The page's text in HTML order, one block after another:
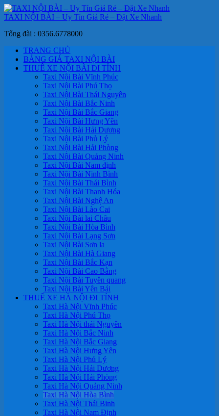
TAXI NỘI BÀI – Uy Tín Giá Rẻ – Đặt Xe Nhanh
Tổng đài : 0356.6778000
TRANG CHỦ
BẢNG GIÁ TAXI NỘI BÀI
THUÊ XE NỘI BÀI ĐI TỈNH
Taxi Nội Bài Vĩnh Phúc
Taxi Nội Bài Phú Thọ
Taxi Nội Bài Thái Nguyên
Taxi Nội Bài Bắc Ninh
Taxi Nội Bài Bắc Giang
Taxi Nội Bài Hưng Yên
Taxi Nội Bài Hải Dương
Taxi Nội Bài Phủ Lý
Taxi Nội Bài Hải Phòng
Taxi Nội Bài Quảng Ninh
Taxi Nội Bài Nam định
Taxi Nội Bài Ninh Bình
Taxi Nội Bài Thái Bình
Taxi Nội Bài Thanh Hóa
Taxi Nội Bài Nghệ An
Taxi Nội Bài Lào Cai
Taxi Nội Bài lai Châu
Taxi Nội Bài Hòa Bình
Taxi Nội Bài Lạng Sơn
Taxi Nội Bài Sơn la
Taxi Nội Bài Hà Giang
Taxi Nội Bài Bắc Kạn
Taxi Nội Bài Cao Bằng
Taxi Nội Bài Tuyên quang
Taxi Nội Bài Yên Bái
THUÊ XE HÀ NỘI ĐI TỈNH
Taxi Hà Nội Vĩnh Phúc
Taxi Hà Nội Phú Thọ
Taxi Hà Nội thái Nguyên
Taxi Hà Nội Bắc Ninh
Taxi Hà Nội Bắc Giang
Taxi Hà Nội Hưng Yên
Taxi Hà Nội Phủ Lý
Taxi Hà Nội Hải Dương
Taxi Hà Nội Hải Phòng
Taxi Hà Nội Quảng Ninh
Taxi Hà Nội Hòa Bình
Taxi Hà Nội Thái Binh
Taxi Hà Nội Nam Định